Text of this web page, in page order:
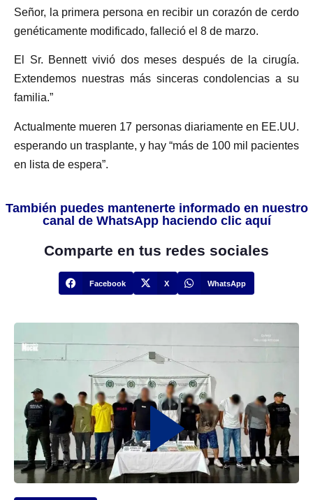
Señor, la primera persona en recibir un corazón de cerdo
genéticamente modificado, falleció el 8 de marzo.
El Sr. Bennett vivió dos meses después de la cirugía.
Extendemos nuestras más sinceras condolencias a su
familia.”
Actualmente mueren 17 personas diariamente en EE.UU.
esperando un trasplante, y hay “más de 100 mil pacientes
en lista de espera”.
También puedes mantenerte informado en nuestro
canal de WhatsApp haciendo clic aquí
Comparte en tus redes sociales
Facebook X WhatsApp